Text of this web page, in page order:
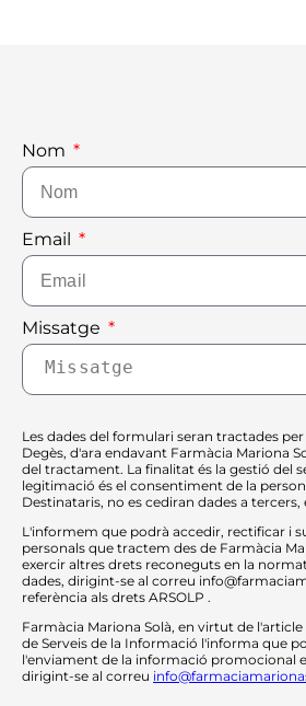
Nom
Email
Missatge
Les dades del formulari seran tractades
Degès, d'ara endavant Farmàcia Mariona
del tractament. La finalitat és la gestió del
legitimació és el consentiment de la
Destinataris, no es cediran dades a
L'informem que podrà accedir, rectificar i
personals que tractem des de Farmàcia
exercir altres drets reconeguts en la
dades, dirigint-se al correu
referència als drets ARSOLP .
Farmàcia Mariona Solà, en virtut de l'article
de Serveis de la Informació l'informa que
l'enviament de la informació promocional
dirigint-se al correu